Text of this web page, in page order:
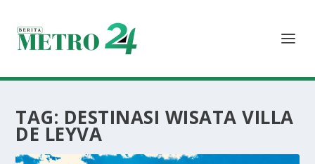
TAG: DESTINASI WISATA VILLA
DE LEYVA